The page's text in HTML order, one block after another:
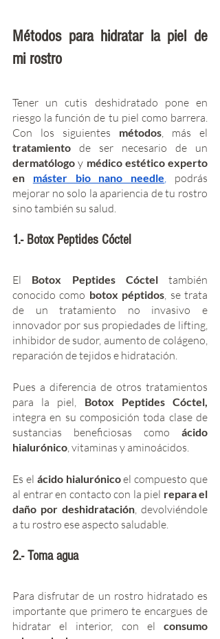
Métodos para hidratar la piel de
mi rostro
Tener un cutis deshidratado pone en
riesgo la función de tu piel como barrera.
Con los siguientes métodos
tratamiento de ser necesario de un
dermatólogo y médico estético experto
en máster bio nano needle
podrás
mejorar no solo la apariencia de tu rostro
sino también su salud.
1.- Botox Peptides Cóctel
El Botox Peptides Cóctel también
conocido como botox péptidos , se trata
de un tratamiento no invasivo e
innovador por sus propiedades de lifting,
inhibidor de sudor, aumento de colágeno,
reparación de tejidos e hidratación.
Pues a diferencia de otros tratamientos
para la piel,
Botox Peptides Cóctel,
integra en su composición toda clase de
sustancias beneficiosas como ácido
hialurónico , vitaminas y aminoácidos.
Es el ácido hialurónico el compuesto que
al entrar en contacto con la piel repara el
daño por deshidratación , devolviéndole
a tu rostro ese aspecto saludable.
2.- Toma agua
Para disfrutar de un rostro hidratado es
importante que primero te encargues de
hidratar el interior, con el consumo